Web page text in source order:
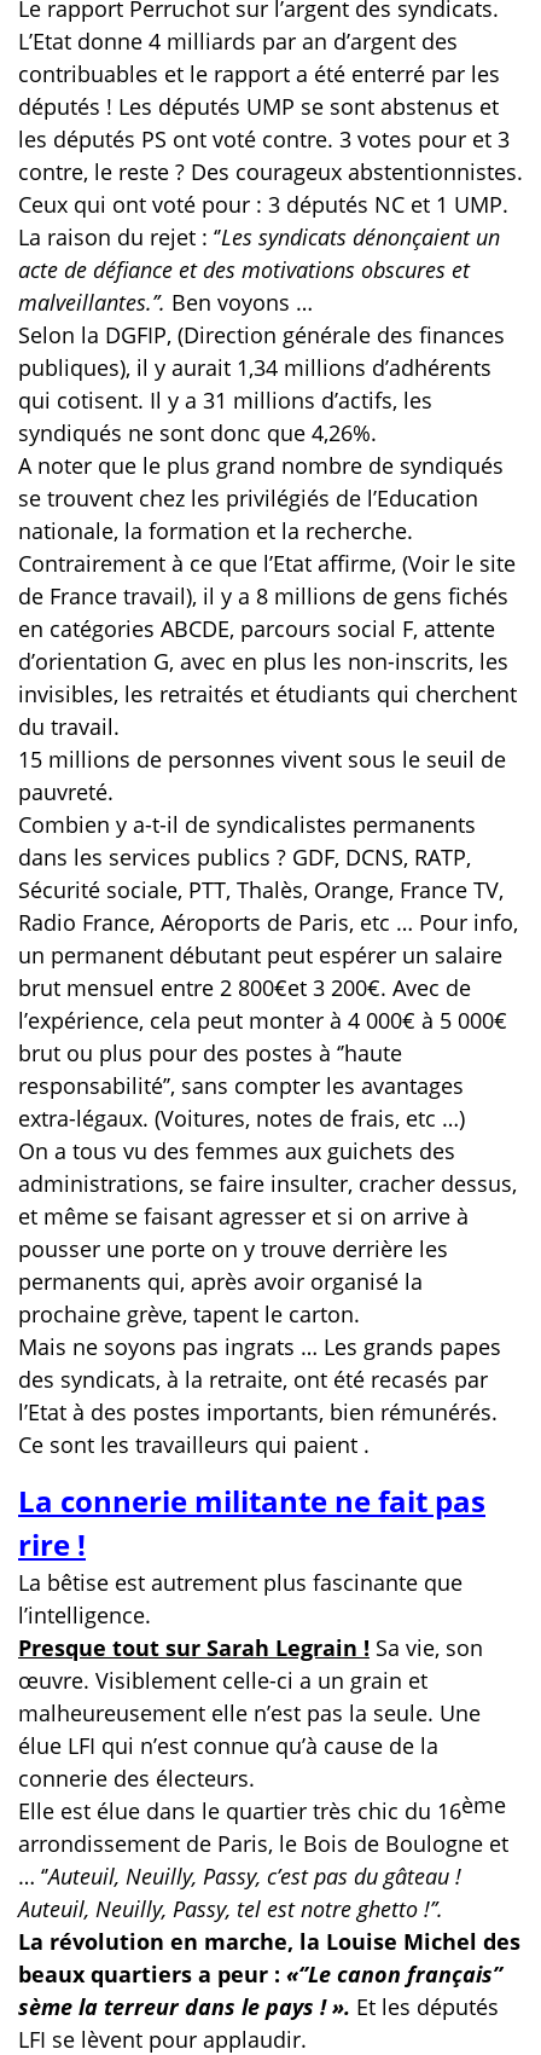
Le rapport Perruchot sur l’argent des syndicats.
L’Etat donne 4 milliards par an d’argent des
contribuables et le rapport a été enterré par les
députés ! Les députés UMP se sont abstenus et
les députés PS ont voté contre. 3 votes pour et 3
contre, le reste ? Des courageux abstentionnistes.
Ceux qui ont voté pour : 3 députés NC et 1 UMP.
La raison du rejet : ‘’Les syndicats dénonçaient un
acte de défiance et des motivations obscures et
malveillantes.’’. Ben voyons …
Selon la DGFIP, (Direction générale des finances
publiques), il y aurait 1,34 millions d’adhérents
qui cotisent. Il y a 31 millions d’actifs, les
syndiqués ne sont donc que 4,26%.
A noter que le plus grand nombre de syndiqués
se trouvent chez les privilégiés de l’Education
nationale, la formation et la recherche.
Contrairement à ce que l’Etat affirme, (Voir le site
de France travail), il y a 8 millions de gens fichés
en catégories ABCDE, parcours social F, attente
d’orientation G, avec en plus les non-inscrits, les
invisibles, les retraités et étudiants qui cherchent
du travail.
15 millions de personnes vivent sous le seuil de
pauvreté.
Combien y a-t-il de syndicalistes permanents
dans les services publics ? GDF, DCNS, RATP,
Sécurité sociale, PTT, Thalès, Orange, France TV,
Radio France, Aéroports de Paris, etc … Pour info,
un permanent débutant peut espérer un salaire
brut mensuel entre 2 800€et 3 200€. Avec de
l’expérience, cela peut monter à 4 000€ à 5 000€
brut ou plus pour des postes à ‘’haute
responsabilité’’, sans compter les avantages
extra-légaux. (Voitures, notes de frais, etc …)
On a tous vu des femmes aux guichets des
administrations, se faire insulter, cracher dessus,
et même se faisant agresser et si on arrive à
pousser une porte on y trouve derrière les
permanents qui, après avoir organisé la
prochaine grève, tapent le carton.
Mais ne soyons pas ingrats … Les grands papes
des syndicats, à la retraite, ont été recasés par
l’Etat à des postes importants, bien rémunérés.
Ce sont les travailleurs qui paient .
La connerie militante ne fait pas
rire !
La bêtise est autrement plus fascinante que
l’intelligence.
Presque tout sur Sarah Legrain ! Sa vie, son
œuvre. Visiblement celle-ci a un grain et
malheureusement elle n’est pas la seule. Une
élue LFI qui n’est connue qu’à cause de la
connerie des électeurs.
Elle est élue dans le quartier très chic du 16ème
arrondissement de Paris, le Bois de Boulogne et
… ‘’Auteuil, Neuilly, Passy, c’est pas du gâteau !
Auteuil, Neuilly, Passy, tel est notre ghetto !’’.
La révolution en marche, la Louise Michel des
beaux quartiers a peur : «‘’Le canon français’’
sème la terreur dans le pays ! ». Et les députés
LFI se lèvent pour applaudir.